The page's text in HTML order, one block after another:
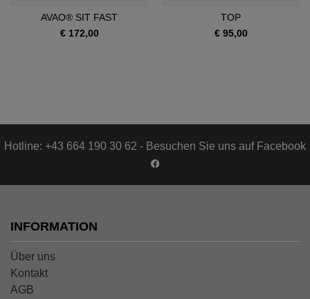
AVAO® SIT FAST
€ 172,00
TOP
€ 95,00
Hotline: +43 664 190 30 62 - Besuchen Sie uns auf Facebook
INFORMATION
Über uns
Kontakt
AGB